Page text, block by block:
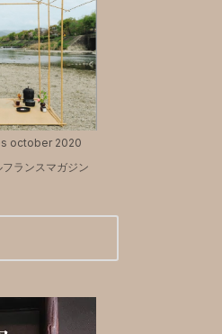
october 2020
ランスマガジン